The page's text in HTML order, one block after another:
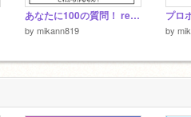
あなたに100の質問！ remix
by mikann819
プロ
by